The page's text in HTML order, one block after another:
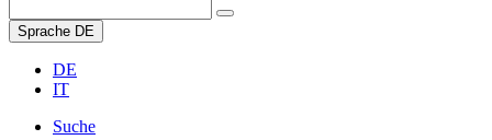
Sprache DE
DE
IT
Suche